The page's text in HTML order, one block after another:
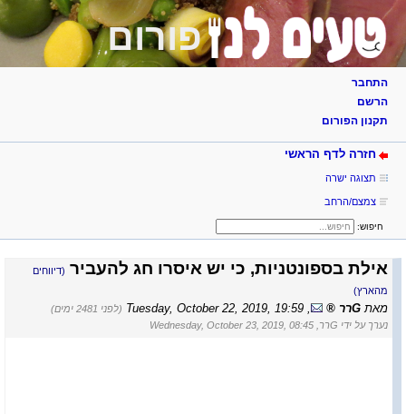
פורום
התחבר
הרשם
תקנון הפורום
חזרה לדף הראשי
תצוגה ישרה
צמצם/הרחב
חיפוש:
אילת בספונטניות, כי יש איסרו חג להעביר (דיווחים
מהארץ)
מאת Gרר ,
Tuesday, October 22, 2019, 19:59 (לפני 2481 ימים)
נערך על ידי Gרר, Wednesday, October 23, 2019, 08:45